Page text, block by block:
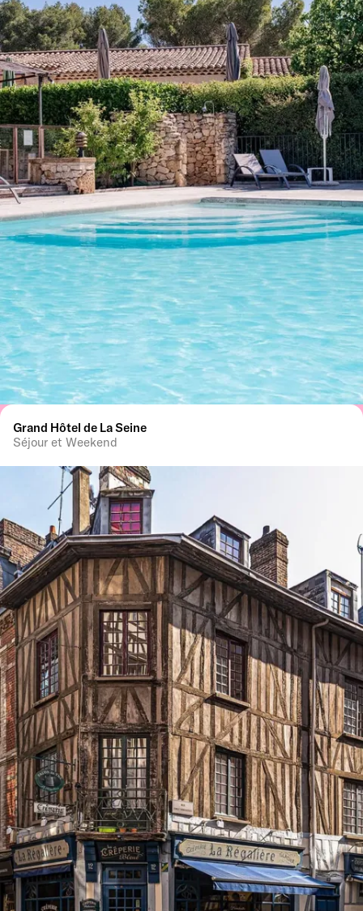
Grand Hôtel de La Seine
Séjour et Weekend